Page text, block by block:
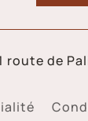
route de